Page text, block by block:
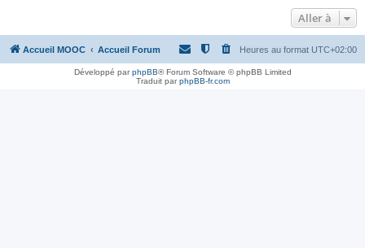
Aller à
Accueil MOOC Accueil Forum Heures au format UTC+02:00
Développé parphpBB® Forum Software © phpBB Limited
Traduit parphpBB-fr.com